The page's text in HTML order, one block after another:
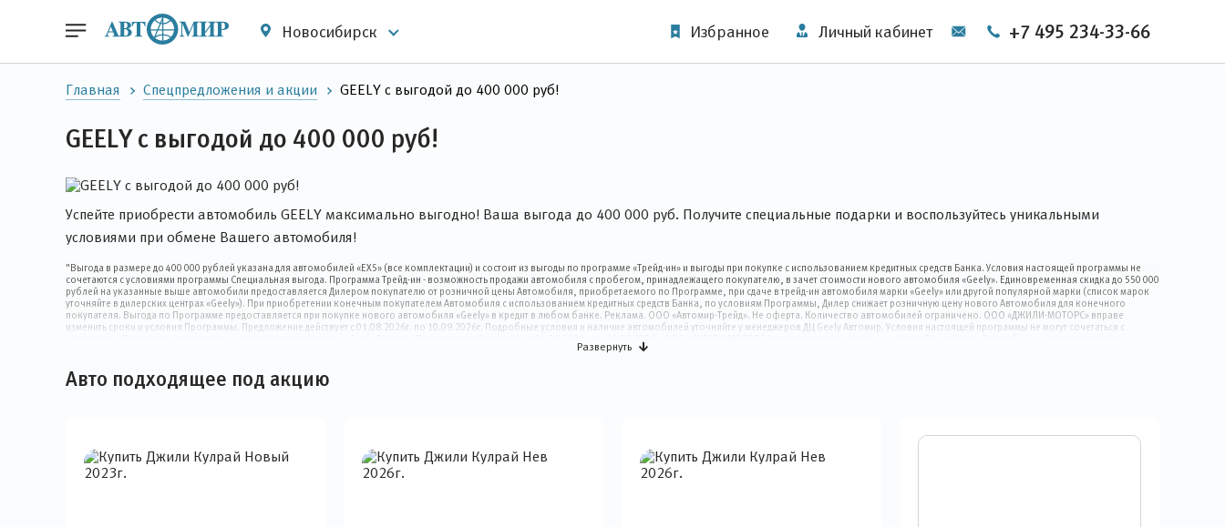
Новосибирск Избранное Личный кабинет +7 495 234-33-66
Главная Спецпредложения и акции GEELY с выгодой до 400 000 руб!
GEELY с выгодой до 400 000 руб!
Успейте приобрести автомобиль GEELY максимально выгодно! Ваша выгода до 400 000 руб. Получите специальные подарки и воспользуйтесь уникальными
условиями при обмене Вашего автомобиля!
"Выгода в размере до 400 000 рублей указана для автомобилей «EX5» (все комплектации) и состоит из выгоды по программе «Трейд-ин» и выгоды при покупке с использованием кредитных средств Банка. Условия настоящей программы не
сочетаются с условиями программы Специальная выгода. Программа Трейд-ин - возможность продажи автомобиля с пробегом, принадлежащего покупателю, в зачет стоимости нового автомобиля «Geely». Единовременная скидка до 550 000
рублей на указанные выше автомобили предоставляется Дилером покупателю от розничной цены Автомобиля, приобретаемого по Программе, при сдаче в трейд-ин автомобиля марки «Geely» или другой популярной марки (список марок
уточняйте в дилерских центрах «Geely»). При приобретении конечным покупателем Автомобиля с использованием кредитных средств Банка, по условиям Программы, Дилер снижает розничную цену нового Автомобиля для конечного
покупателя. Выгода по Программе предоставляется при покупке нового автомобиля «Geely» в кредит в любом банке. Реклама. ООО «Автомир-Трейд». Не оферта. Количество автомобилей ограничено. ООО «ДЖИЛИ-МОТОРС» вправе
изменить сроки и условия Программы. Предложение действует с 01.08.2026г. по 10.09.2026г. Подробные условия и наличие автомобилей уточняйте у менеджеров ДЦ Geely Автомир. Условия настоящей программы не могут сочетаться с
менеджеров в дилерских центрах «Geely» либо по телефону). Не оферта. - Выгода при покупке в кредит предоставляется при приобретении конечным покупателем Автомобиля с использованием кредитных средств любого Банка, по
программой Трейд-ин. Условия настоящей программы не могут сочетаться с условиями «Программы поддержки корпоративных продаж», «Geely Лизинг». Программа действительна с 01.08.2026г. по 10.09.2026г"
Развернуть
Авто подходящее под акцию